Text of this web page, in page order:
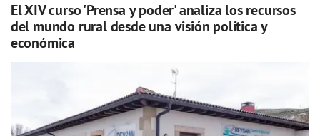
El XIV curso 'Prensa y poder' analiza los recursos
del mundo rural desde una visión política y
económica